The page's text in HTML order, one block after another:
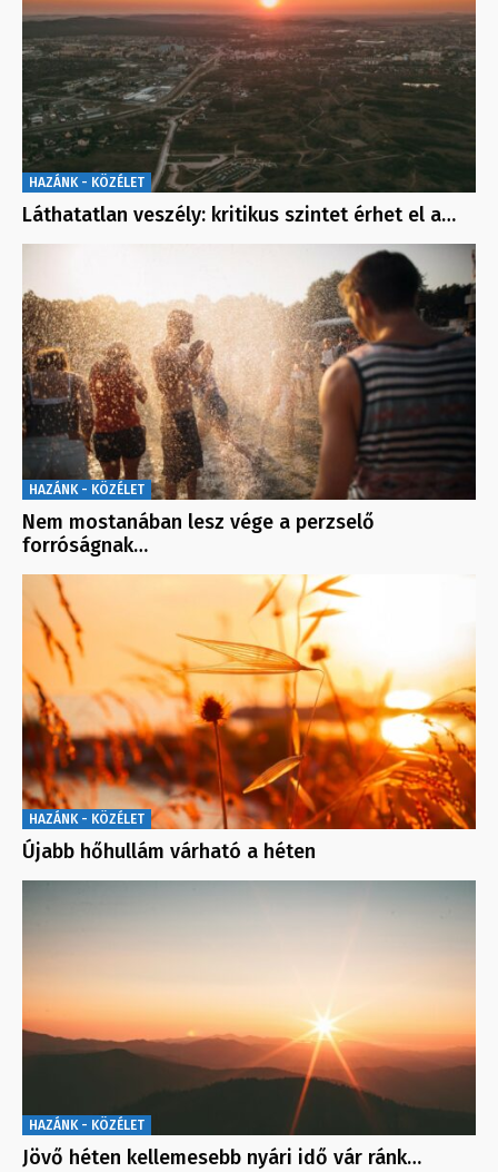
HAZÁNK - KÖZÉLET
Láthatatlan veszély: kritikus szintet érhet el a…
HAZÁNK - KÖZÉLET
Nem mostanában lesz vége a perzselő
forróságnak…
HAZÁNK - KÖZÉLET
Újabb hőhullám várható a héten
HAZÁNK - KÖZÉLET
Jövő héten kellemesebb nyári idő vár ránk…